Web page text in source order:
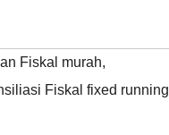
Fiskal murah,
Fiskal fixed running